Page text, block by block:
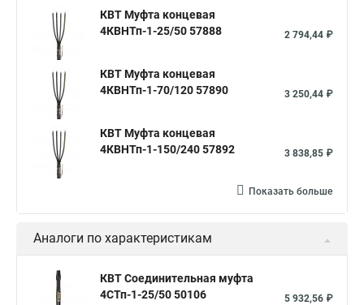
КВТ Муфта концевая
4КВНТп-1-25/50 57888
2 794,44 ₽
КВТ Муфта концевая
4КВНТп-1-70/120 57890
3 250,44 ₽
КВТ Муфта концевая
4КВНТп-1-150/240 57892
3 838,85 ₽
Показать больше
Аналоги по характеристикам
КВТ Соединительная муфта
4СТп-1-25/50 50106
5 932,56 ₽